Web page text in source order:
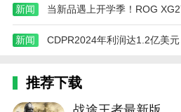
背景，包含主线剧情任务与多
行员的荣誉与抉择；
章；
新闻
新闻
推荐下载